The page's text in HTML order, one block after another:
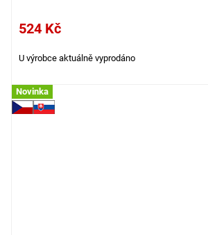
524 Kč
U výrobce aktuálně vyprodáno
Novinka